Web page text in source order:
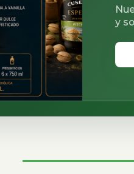
Nuevos
y sobremesas.
VER